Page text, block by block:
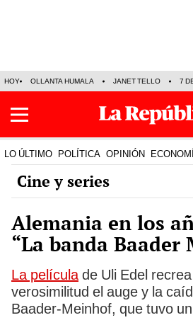
HOY OLLANTA HUMALA JANET TELLO 7
LO ÚLTIMO POLÍTICA OPINIÓN
Cine y series
Alemania en los
“La banda Baader
La películade Uli Edel
verosimilitud el auge y la
Baader-Meinhof, que tuvo